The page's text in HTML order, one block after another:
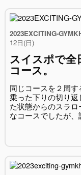
2023EXCITING-
12日(日)
スイスポで全
コース。
同じコースを２周
乗った下りの切り
た状態からのスラ
なコースでしたが